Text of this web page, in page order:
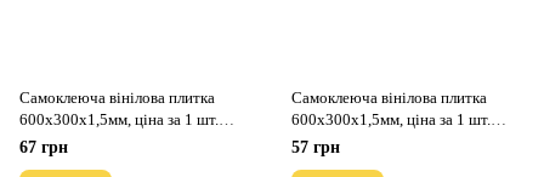
Самоклеюча вінілова плитка
600х300х1,5мм, ціна за 1 шт.
(СВП-104) Глянець SW-00000493
67 грн
Самоклеюча вінілова плитка
600х300х1,5мм, ціна за 1 шт.
(СВП-108) Матова SW-00000497
57 грн